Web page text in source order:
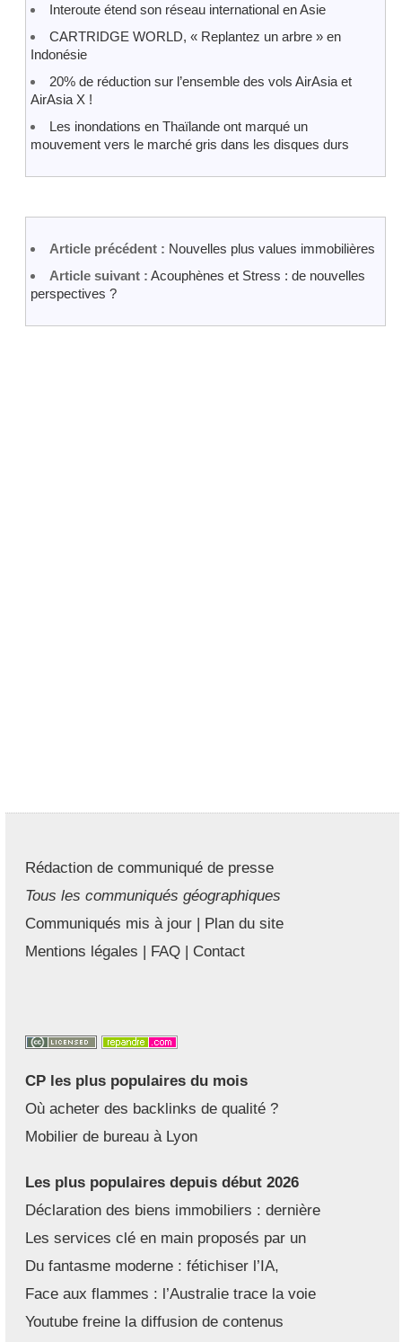
Interoute étend son réseau international en Asie
CARTRIDGE WORLD, « Replantez un arbre » en
Indonésie
20% de réduction sur l’ensemble des vols AirAsia et
AirAsia X !
Les inondations en Thaïlande ont marqué un
mouvement vers le marché gris dans les disques durs
Article précédent : Nouvelles plus values immobilières
Article suivant : Acouphènes et Stress : de nouvelles
perspectives ?
Rédaction de communiqué de presse
Tous les communiqués géographiques
Communiqués mis à jour | Plan du site
Mentions légales | FAQ | Contact
CP les plus populaires du mois
Où acheter des backlinks de qualité ?
Mobilier de bureau à Lyon
Les plus populaires depuis début 2026
Déclaration des biens immobiliers : dernière
Les services clé en main proposés par un
Du fantasme moderne : fétichiser l’IA,
Face aux flammes : l’Australie trace la voie
Youtube freine la diffusion de contenus